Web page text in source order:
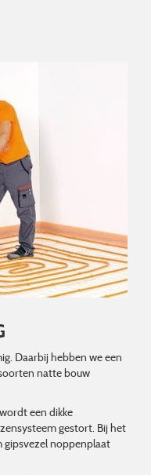
Daarbij hebben we een
natte bouw
een dikke
gestort. Bij het
gipsvezel noppenplaat